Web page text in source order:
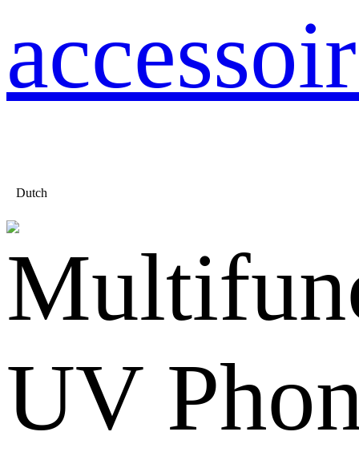
Dutch